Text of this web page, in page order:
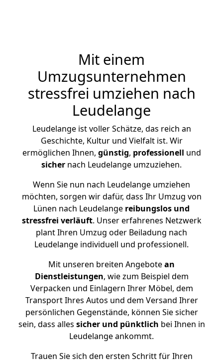
Mit einem
Umzugsunternehmen
stressfrei umziehen nach
Leudelange
Leudelange ist voller Schätze, das reich an
Geschichte, Kultur und Vielfalt ist. Wir
ermöglichen Ihnen, günstig, professionell und
sicher nach Leudelange umzuziehen.
Wenn Sie nun nach Leudelange umziehen
möchten, sorgen wir dafür, dass Ihr Umzug von
Lünen nach Leudelange reibungslos und
stressfrei verläuft. Unser erfahrenes Netzwerk
plant Ihren Umzug oder Beiladung nach
Leudelange individuell und professionell.
Mit unseren breiten Angebotean
Dienstleistungen, wie zum Beispiel dem
Verpacken und Einlagern Ihrer Möbel, dem
Transport Ihres Autos und dem Versand Ihrer
persönlichen Gegenstände, können Sie sicher
sein, dass alles sicher und pünktlich bei Ihnen in
Leudelange ankommt.
Trauen Sie sich den ersten Schritt für Ihren